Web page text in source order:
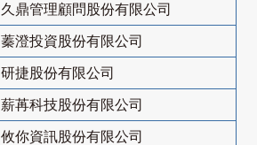
久鼎管理顧問股份有限公司
蓁澄投資股份有限公司
研捷股份有限公司
薪苒科技股份有限公司
攸你資訊股份有限公司